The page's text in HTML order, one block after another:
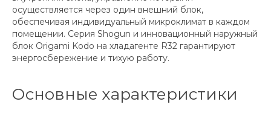
осуществляется через один внешний блок,
обеспечивая индивидуальный микроклимат в каждом
помещении. Серия Shogun и инновационный наружный
блок Origami Kodo на хладагенте R32 гарантируют
энергосбережение и тихую работу.
Основные характеристики